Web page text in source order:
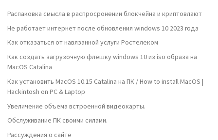
Распаковка смысла в распросронении блокчейна и криптовлают
Не работает интернет после обновления windows 10 2023 года
Как отказаться от навязанной услуги Ростелеком
Как создать загрузочную флешку windows 10 из iso образа на
MacOS Catalina
Как установить MacOS 10.15 Catalina на ПК / How to install MacOS |
Hackintosh on PC & Laptop
Увеличение объема встроенной видеокарты.
Обслуживание ПК своими силами.
Рассуждения о сайте